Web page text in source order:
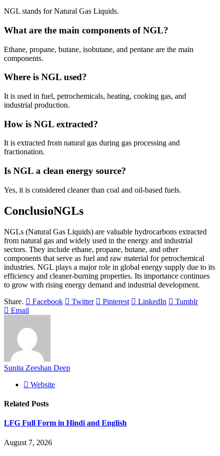
NGL stands for Natural Gas Liquids.
What are the main components of NGL?
Ethane, propane, butane, isobutane, and pentane are the main
components.
Where is NGL used?
It is used in fuel, petrochemicals, heating, cooking gas, and
industrial production.
How is NGL extracted?
It is extracted from natural gas during gas processing and
fractionation.
Is NGL a clean energy source?
Yes, it is considered cleaner than coal and oil-based fuels.
ConclusioNGLs
NGLs (Natural Gas Liquids) are valuable hydrocarbons extracted
from natural gas and widely used in the energy and industrial
sectors. They include ethane, propane, butane, and other
components that serve as fuel and raw material for petrochemical
industries. NGL plays a major role in global energy supply due to its
efficiency and cleaner-burning properties. Its importance continues
to grow with rising energy demand and industrial development.
Share.
Facebook Twitter Pinterest LinkedIn
Tumblr
Email
Sunita Zeeshan Deep
Website
Related Posts
LFG Full Form in Hindi and English
August 7, 2026